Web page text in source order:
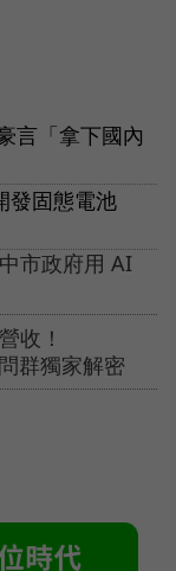
言「拿下國內
發固態電池
市政府用 AI
收！
群獨家解密